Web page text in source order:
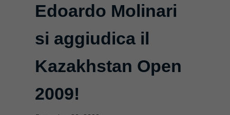
Edoardo Molinari
si aggiudica il
Kazakhstan Open
2009!